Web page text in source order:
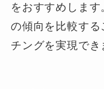
をおすすめしま
の傾向を比較する
チングを実現でき